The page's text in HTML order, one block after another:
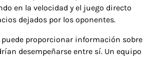
en la velocidad y el juego directo
dejados por los oponentes.
proporcionar información sobre
desempeñarse entre sí. Un equipo